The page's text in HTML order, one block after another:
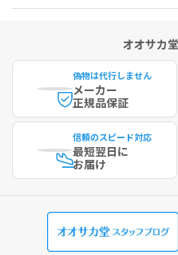
オオサカ
偽物は代行しません
メーカー
正規品保証
信頼のスピード対応
最短翌日に
お届け